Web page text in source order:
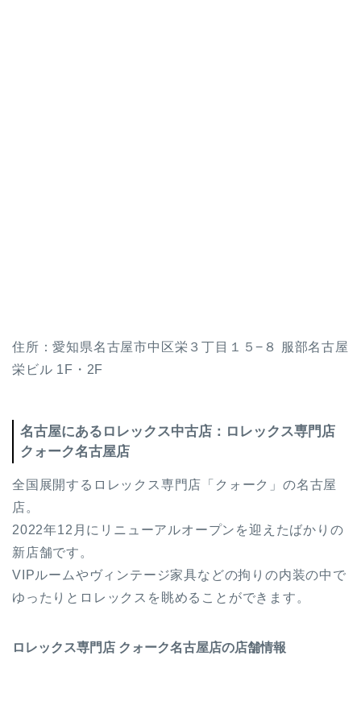
住所：愛知県名古屋市中区栄３丁目１５−８ 服部名古屋
栄ビル 1F・2F
名古屋にあるロレックス中古店：ロレックス専門店
クォーク名古屋店
全国展開するロレックス専門店「クォーク」の名古屋
店。
2022年12月にリニューアルオープンを迎えたばかりの
新店舗です。
VIPルームやヴィンテージ家具などの拘りの内装の中で
ゆったりとロレックスを眺めることができます。
ロレックス専門店 クォーク名古屋店の店舗情報